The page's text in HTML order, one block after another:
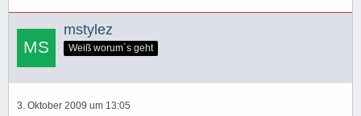
mstylez
Weiß worum´s geht
3. Oktober 2009 um 13:05